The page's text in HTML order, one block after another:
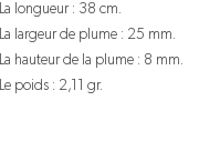
La longueur : 38 cm.
La largeur de plume : 25 mm.
La hauteur de la plume : 8 mm.
Le poids : 2,11 gr.